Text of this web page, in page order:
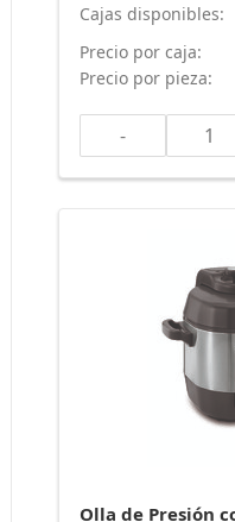
Cajas disponibles:
Precio por caja:
Precio por pieza:
-